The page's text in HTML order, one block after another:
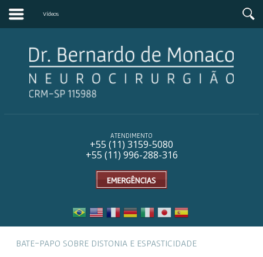
Vídeos
ATENDIMENTO
+55 (11) 3159-5080
+55 (11) 996-288-316
BATE-PAPO SOBRE DISTONIA E ESPASTICIDADE